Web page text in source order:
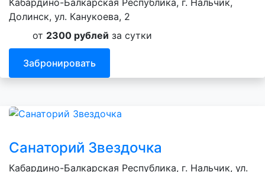
Долинск, ул. Канукоева, 2
от 2300 рублей за сутки
Забронировать
Санаторий Звездочка
Кабардино-Балкарская Республика, г. Нальчик, ул.